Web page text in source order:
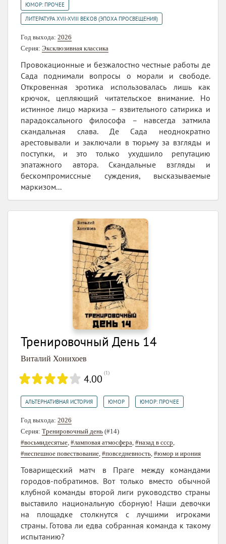
ЮМОР: ПРОЧЕЕ
ЛИТЕРАТУРА XVII-XVIII ВЕКОВ (ЭПОХА ПРОСВЕЩЕНИЯ)
Год выхода: 2026
Серия: Эксклюзивная классика
Провокационные и безжалостно честные работы де
Сада поднимали вопросы о морали и свободе.
Откровенная эротика использовалась лишь как
крючок, цепляющий читательское внимание. Но
истинное лицо маркиза – язвительного сатирика и
парадоксального философа – навсегда затмила
скандальная слава. Де Сада неоднократно
арестовывали и заключали в тюрьму за взгляды и
поступки, и это только ухудшило репутацию
эпатажного автора. Скандальные взгляды и
бескомпромиссные суждения, высказываемые
маркизом...
Тренировочный День 14
Виталий Хонихоев
4.00 (1)
АЛЬТЕРНАТИВНАЯ ИСТОРИЯ ЮМОР ЮМОР: ПРОЧЕЕ
Год выхода: 2026
Серия: Тренировочный день (#14)
#восьмидесятые, #ламповая атмосфера, #назад в ссср,
#неспешное повествование, #повседневность, #юмор и ирония
Товарищеский матч в Праге между командами
городов-побратимов. Вот только вместо обычной
клубной команды второй лиги руководство страны
выставило национальную сборную! Наши девочки
на площадке столкнутся с лучшими игроками
страны. Готова ли едва собранная команда к такому
испытанию?